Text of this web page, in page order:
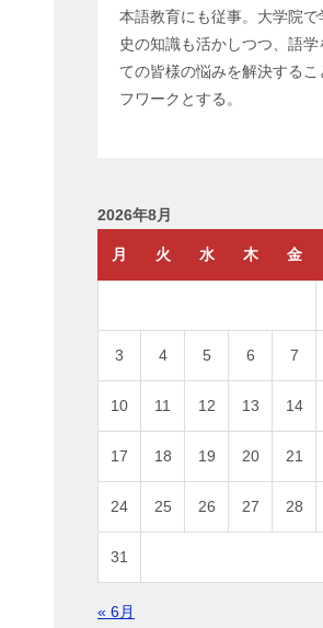
本語教育にも従事。大学院で
史の知識も活かしつつ、語学
ての皆様の悩みを解決するこ
フワークとする。
2026年8月
月 火 水 木 金
3 4 5 6 7
10 11 12 13 14
17 18 19 20 21
24 25 26 27 28
31
« 6月